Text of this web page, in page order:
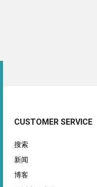
CUSTOMER SERVICE
搜索
新闻
博客